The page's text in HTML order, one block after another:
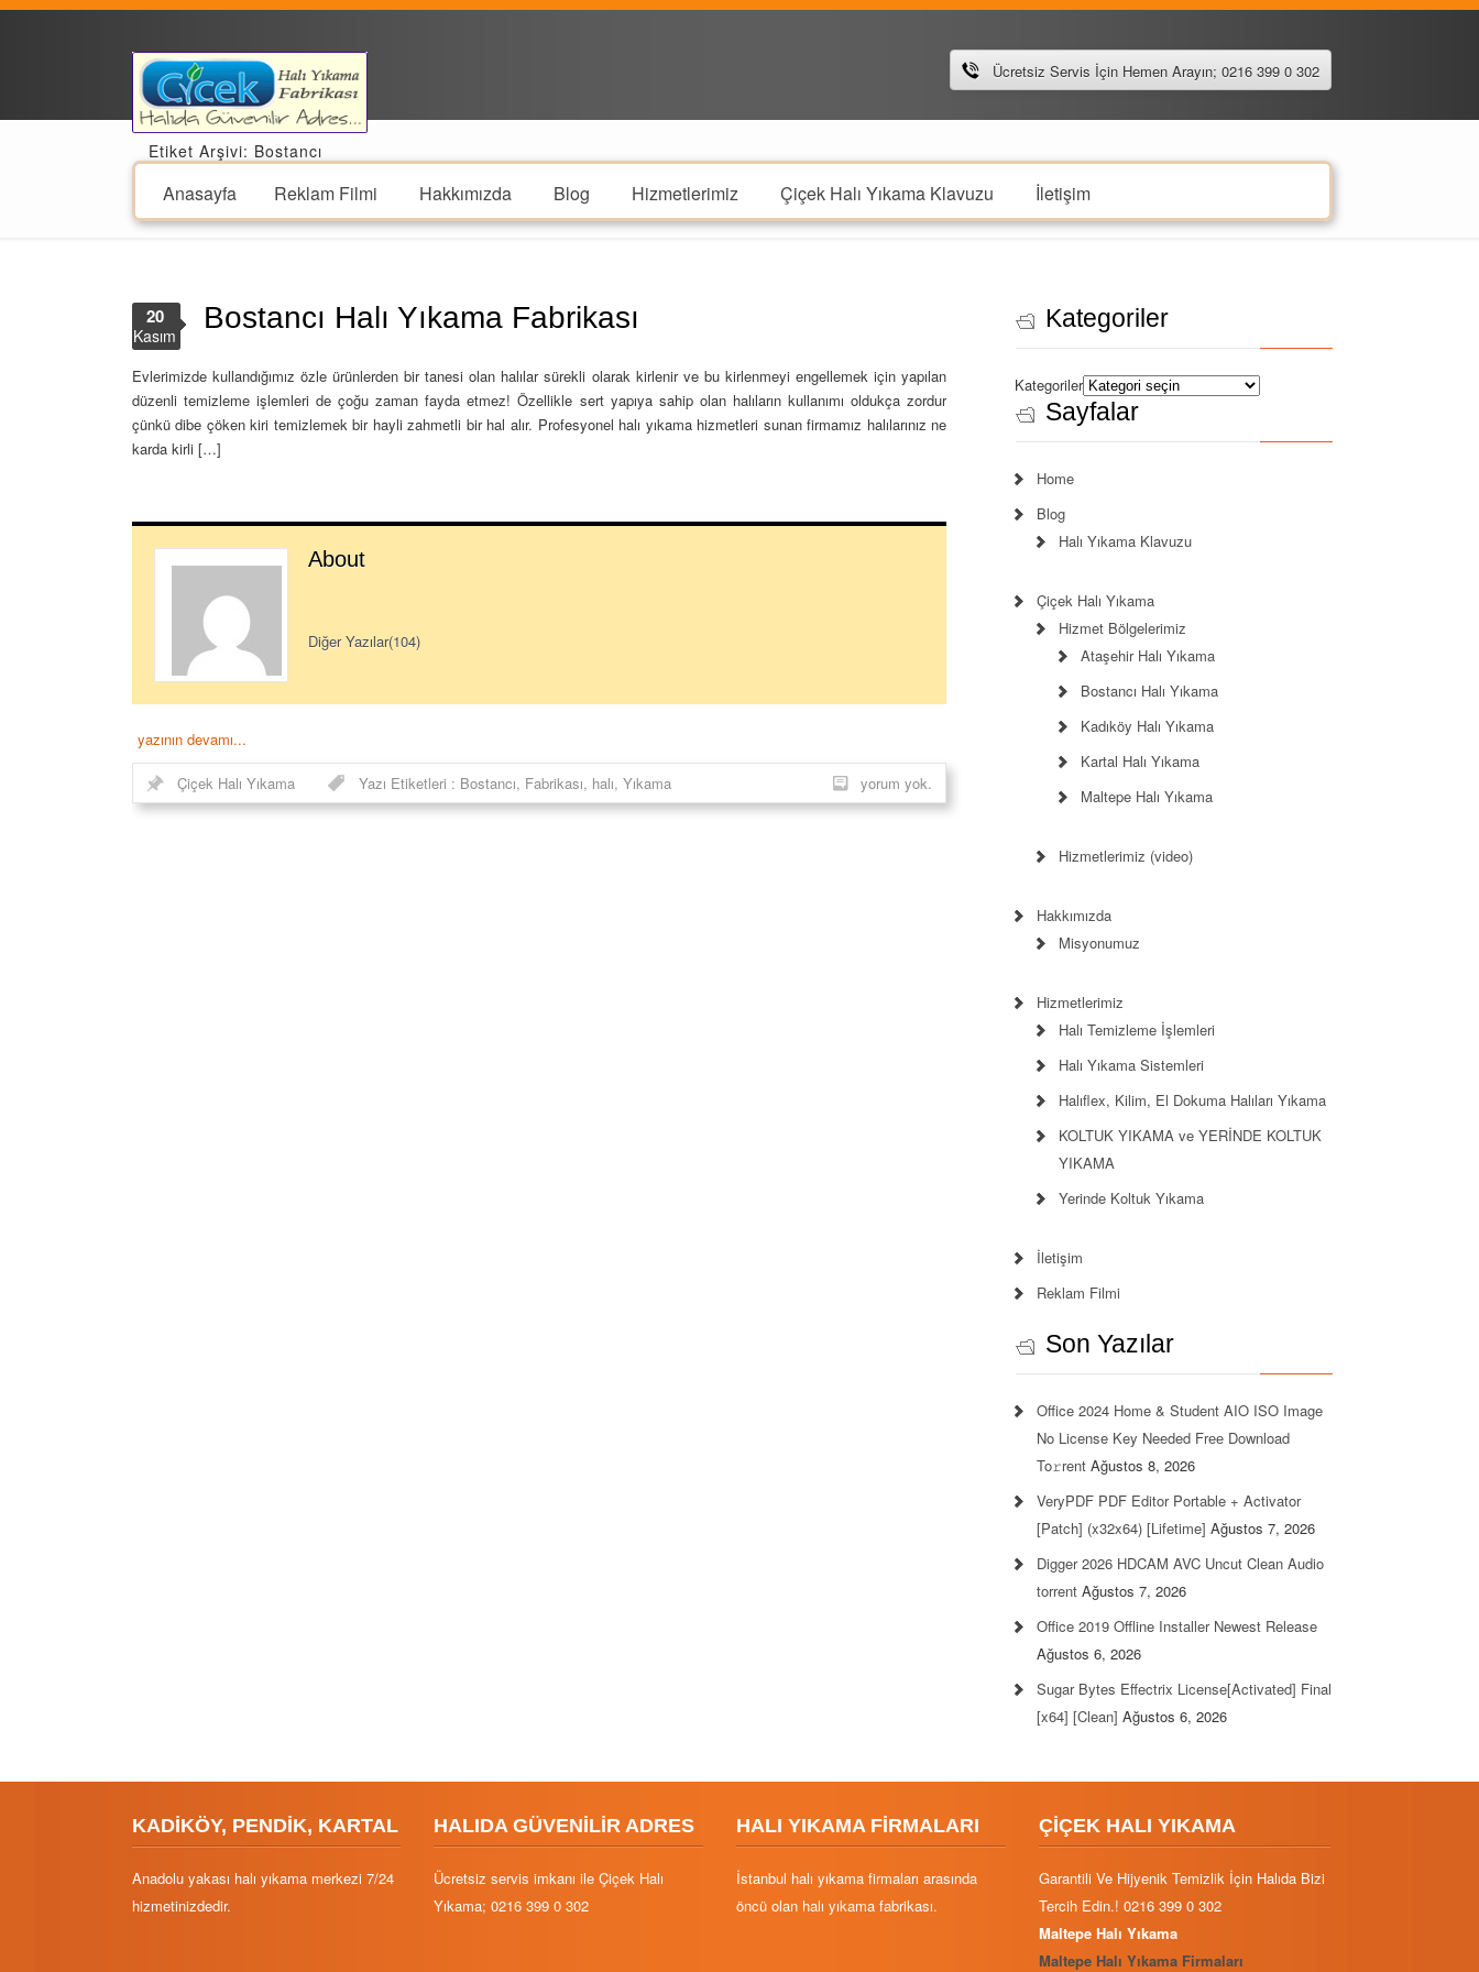
Ücretsiz Servis İçin Hemen Arayın; 0216 399 0 302
Anasayfa Reklam Filmi Hakkımızda Blog Hizmetlerimiz Çiçek Halı Yıkama Klavuzu İletişim
Etiket Arşivi: Bostancı
Bostancı Halı Yıkama Fabrikası
20
Kasım
Evlerimizde kullandığımız özle ürünlerden bir tanesi olan halılar sürekli olarak kirlenir ve bu kirlenmeyi engellemek için yapılan
düzenli temizleme işlemleri de çoğu zaman fayda etmez! Özellikle sert yapıya sahip olan halıların kullanımı oldukça zordur
çünkü dibe çöken kiri temizlemek bir hayli zahmetli bir hal alır. Profesyonel halı yıkama hizmetleri sunan firmamız halılarınız ne
karda kirli […]
About
Diğer Yazılar(104)
yazının devamı...
Çiçek Halı Yıkama Yazı Etiketleri : Bostancı, Fabrikası, halı, Yıkama yorum yok.
Kategoriler
Kategoriler
Sayfalar
Home
Blog
Halı Yıkama Klavuzu
Çiçek Halı Yıkama
Hizmet Bölgelerimiz
Ataşehir Halı Yıkama
Bostancı Halı Yıkama
Kadıköy Halı Yıkama
Kartal Halı Yıkama
Maltepe Halı Yıkama
Hizmetlerimiz (video)
Hakkımızda
Misyonumuz
Hizmetlerimiz
Halı Temizleme İşlemleri
Halı Yıkama Sistemleri
Halıflex, Kilim, El Dokuma Halıları Yıkama
KOLTUK YIKAMA ve YERİNDE KOLTUK
YIKAMA
Yerinde Koltuk Yıkama
İletişim
Reklam Filmi
Son Yazılar
Office 2024 Home & Student AIO ISO Image
No License Key Needed Frее Download
To𝚛rent Ağustos 8, 2026
VeryPDF PDF Editor Portable + Activator
[Patch] (x32x64) [Lifetime] Ağustos 7, 2026
Digger 2026 HDCAM AVC Uncut Clean Audio
torrent Ağustos 7, 2026
Office 2019 Offline Installer Newest Release
Ağustos 6, 2026
Sugar Bytes Effectrix License[Activated] Final
[x64] [Clean] Ağustos 6, 2026
KADİKÖY, PENDİK, KARTAL
Anadolu yakası halı yıkama merkezi 7/24
hizmetinizdedir.
HALIDA GÜVENİLİR ADRES
Ücretsiz servis imkanı ile Çiçek Halı
Yıkama; 0216 399 0 302
HALI YIKAMA FİRMALARI
İstanbul halı yıkama firmaları arasında
öncü olan halı yıkama fabrikası.
ÇİÇEK HALI YIKAMA
Garantili Ve Hijyenik Temizlik İçin Halıda Bizi
Tercih Edin.! 0216 399 0 302
Maltepe Halı Yıkama
Maltepe Halı Yıkama Firmaları